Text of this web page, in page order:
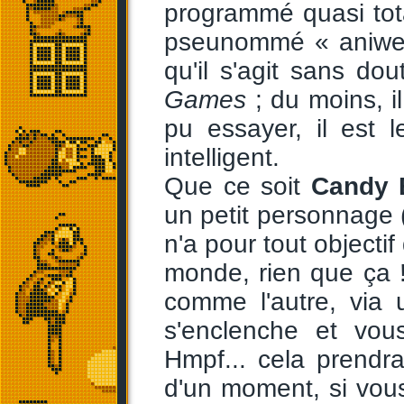
programmé quasi
pseunommé «
qu'il s'agit sans
Games ; du moins,
pu essayer, il est
intelligent.
Que ce soit Candy
un petit personnage
n'a pour tout
monde, rien que ça
comme l'autre, via
s'enclenche et
Hmpf... cela
d'un moment, si